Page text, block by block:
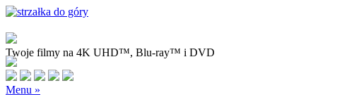
Twoje filmy na 4K UHD™, Blu-ray™ i DVD
Menu »